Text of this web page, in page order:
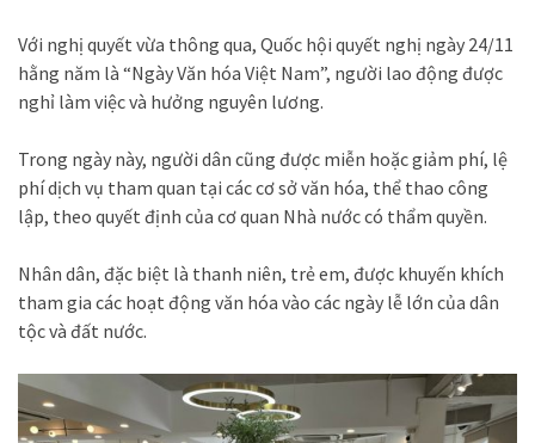
Với nghị quyết vừa thông qua, Quốc hội quyết nghị ngày 24/11
hằng năm là “Ngày Văn hóa Việt Nam”, người lao động được
nghỉ làm việc và hưởng nguyên lương.
Trong ngày này, người dân cũng được miễn hoặc giảm phí, lệ
phí dịch vụ tham quan tại các cơ sở văn hóa, thể thao công
lập, theo quyết định của cơ quan Nhà nước có thẩm quyền.
Nhân dân, đặc biệt là thanh niên, trẻ em, được khuyến khích
tham gia các hoạt động văn hóa vào các ngày lễ lớn của dân
tộc và đất nước.